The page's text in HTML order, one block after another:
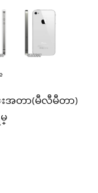
င္းအတာ(မီလီမီတာ)